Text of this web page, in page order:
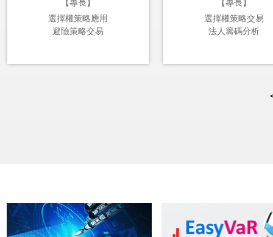
【專長】
選擇權策略應用
避險策略交易
【專長】
選擇權策略交易
法人籌碼分析